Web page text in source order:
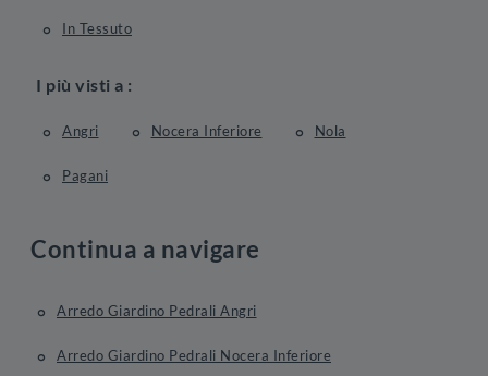
In Tessuto
I più visti a :
Angri Nocera Inferiore Nola
Pagani
Continua a navigare
Arredo Giardino Pedrali Angri
Arredo Giardino Pedrali Nocera Inferiore